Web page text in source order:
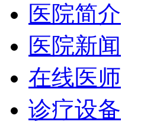
医院简介
医院新闻
在线医师
诊疗设备